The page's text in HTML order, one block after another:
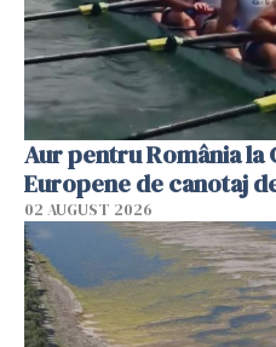
Aur pentru România la
Europene de canotaj
02 AUGUST 2026